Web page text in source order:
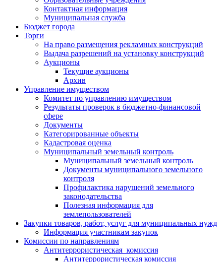
Контактная информация
Муниципальная служба
Бюджет города
Торги
На право размещения рекламных конструкций
Выдача разрешений на установку конструкций
Аукционы
Текущие аукционы
Архив
Управление имуществом
Комитет по управлению имуществом
Результаты проверок в бюджетно-финансовой
сфере
Документы
Категорированные объекты
Кадастровая оценка
Муниципальный земельный контроль
Муниципальный земельный контроль
Документы муниципального земельного
контроля
Профилактика нарушений земельного
законодательства
Полезная информация для
землепользователей
Закупки товаров, работ, услуг для муниципальных нужд
Информация участникам закупок
Комиссии по направлениям
Антитеррористическая комиссия
Антитеррористическая комиссия